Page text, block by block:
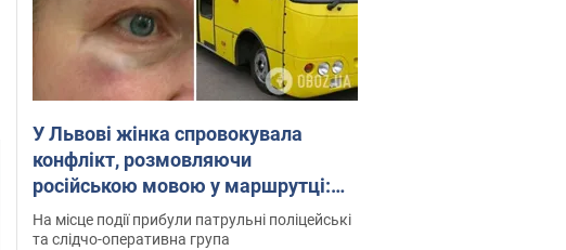
У Львові жінка спровокувала
конфлікт, розмовляючи
російською мовою у маршрутці:
поліція склала адмінпротокол.
Відео
На місце події прибули патрульні поліцейські
та слідчо-оперативна група